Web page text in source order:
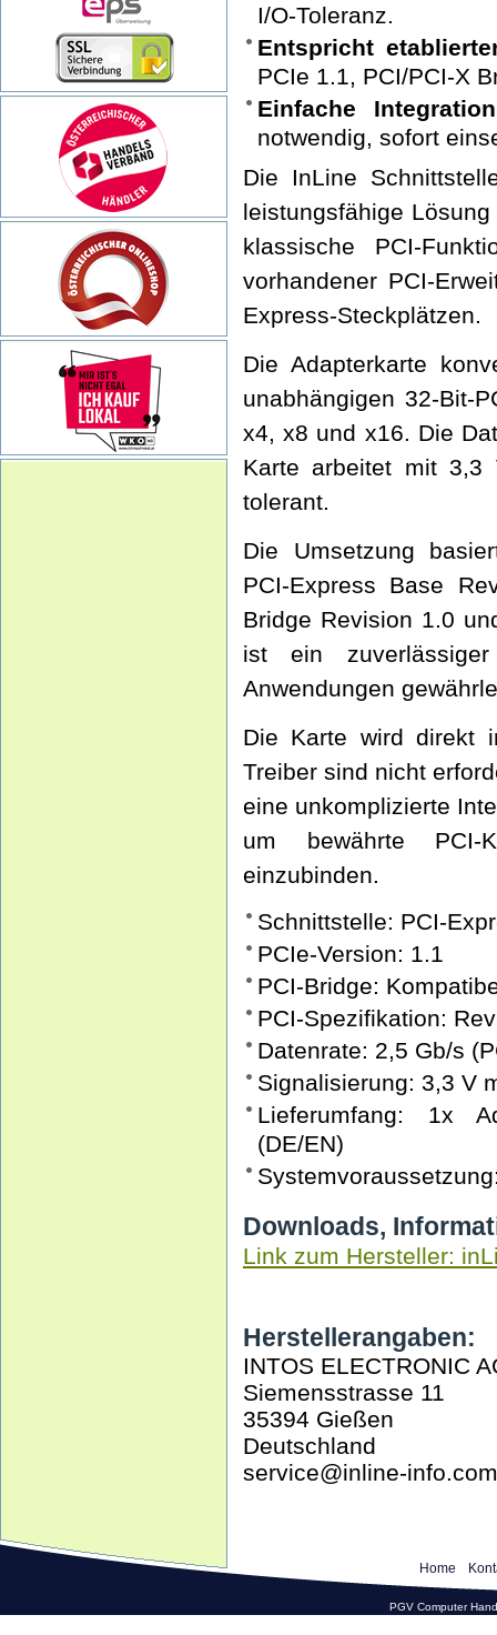
I/O-Toleranz.
Entspricht
PCIe 1.1, PCI/PCI-X
Einfache
notwendig, sofort
Die InLine
leistungsfähige
klassische PCI-
vorhandener PCI-
Express-Steckplätzen.
Die Adapterkarte
unabhängigen 32-Bit-
x4, x8 und x16. Die
Karte arbeitet mit
tolerant.
Die Umsetzung
PCI-Express Base
Bridge Revision 1.0
ist ein
Anwendungen
Die Karte wird direkt
Treiber sind nicht
eine unkomplizierte
um bewährte PCI-
einzubinden.
Schnittstelle: PCI-
PCIe-Version: 1.1
PCI-Bridge:
PCI-Spezifikation:
Datenrate: 2,5 Gb/s
Signalisierung: 3,3 V
Lieferumfang: 1x
(DE/EN)
Downloads,
Link zum Hersteller:
Herstellerangaben:
INTOS ELECTRONIC
Siemensstrasse 11
35394 Gießen
Deutschland
service@inline-info.com
Home
PGV Computer